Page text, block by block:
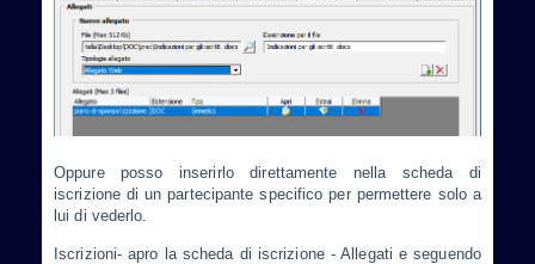
Oppure posso inserirlo direttamente nella scheda di
iscrizione di un partecipante specifico per permettere solo a
lui di vederlo.
Iscrizioni- apro la scheda di iscrizione - Allegati e seguendo